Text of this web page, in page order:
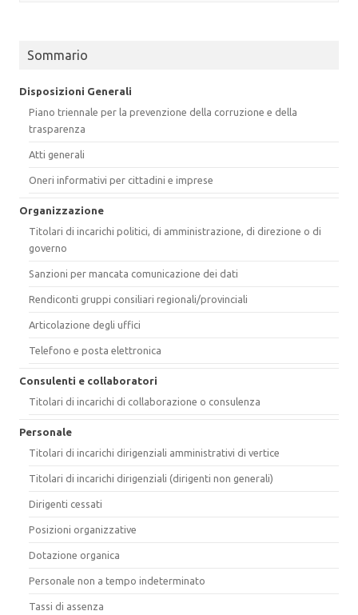
Sommario
Disposizioni Generali
Piano triennale per la prevenzione della corruzione e della
trasparenza
Atti generali
Oneri informativi per cittadini e imprese
Organizzazione
Titolari di incarichi politici, di amministrazione, di direzione o di
governo
Sanzioni per mancata comunicazione dei dati
Rendiconti gruppi consiliari regionali/provinciali
Articolazione degli uffici
Telefono e posta elettronica
Consulenti e collaboratori
Titolari di incarichi di collaborazione o consulenza
Personale
Titolari di incarichi dirigenziali amministrativi di vertice
Titolari di incarichi dirigenziali (dirigenti non generali)
Dirigenti cessati
Posizioni organizzative
Dotazione organica
Personale non a tempo indeterminato
Tassi di assenza